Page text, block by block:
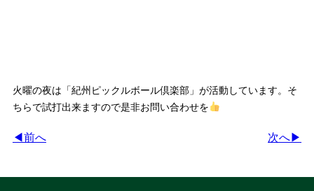
火曜の夜は「紀州ピックルボール倶楽部」が活動しています。そ
ちらで試打出来ますので是非お問い合わせを
◀前へ 次へ▶